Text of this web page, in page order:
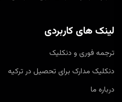
لینک های کاربردی
ترجمه فوری و دنکلیک
دنکلیک مدارک برای تحصیل در ترکیه
درباره ما